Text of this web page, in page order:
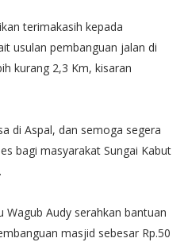
terimakasih kepada
usulan pembanguan jalan di
kurang 2,3 Km, kisaran
di Aspal, dan semoga segera
bagi masyarakat Sungai Kabut
Audy serahkan bantuan
masjid sebesar Rp.50